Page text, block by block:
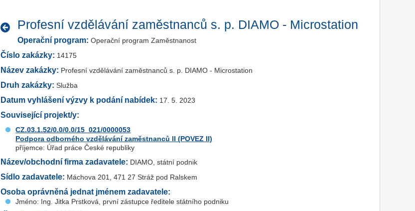
Profesní vzdělávání zaměstnanců s. p. DIAMO - Microstation
Operační program: Operační program Zaměstnanost
Číslo zakázky: 14175
Název zakázky: Profesní vzdělávání zaměstnanců s. p. DIAMO - Microstation
Druh zakázky: Služba
Datum vyhlášení výzvy k podání nabídek: 17. 5. 2023
Související projekt/y:
CZ.03.1.52/0.0/0.0/15_021/0000053
Podpora odborného vzdělávání zaměstnanců II (POVEZ II)
příjemce: Úřad práce České republiky
Název/obchodní firma zadavatele: DIAMO, státní podnik
Sídlo zadavatele: Máchova 201, 471 27 Stráž pod Ralskem
Osoba oprávněná jednat jménem zadavatele:
Jméno: Ing. Jitka Prstková, první zástupce ředitele státního podniku